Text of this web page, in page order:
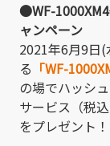
●WF-
ャンペーン
2021年6月9日
る 「WF-
の場でハッシ
サービス（税
をプレゼント！